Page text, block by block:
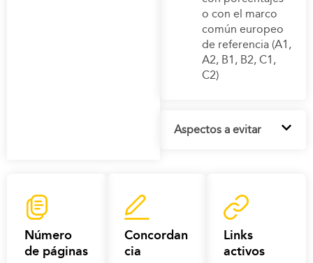
o con el marco
común europeo
de referencia (A1,
A2, B1, B2, C1,
C2)
Aspectos a evitar
Número
de páginas
Concordan
cia
Links
activos